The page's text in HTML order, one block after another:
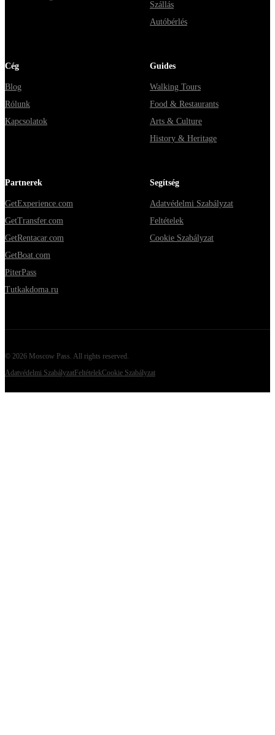
Szállás
Autóbérlés
Cég
Blog
Rólunk
Kapcsolatok
Guides
Walking Tours
Food & Restaurants
Arts & Culture
History & Heritage
Partnerek
GetExperience.com
GetTransfer.com
GetRentacar.com
GetBoat.com
PiterPass
Tutkakdoma.ru
Segítség
Adatvédelmi Szabályzat
Feltételek
Cookie Szabályzat
© 2026 Moscow Pass. All rights reserved.
Adatvédelmi SzabályzatFeltételekCookie Szabályzat